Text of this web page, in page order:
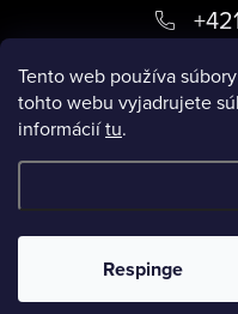
Tento web používa
tohto webu vyjadrujete
informáciítu.
Respinge
b
BLOG LUXORY
Drepturi de autor 2026